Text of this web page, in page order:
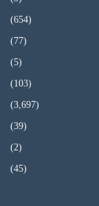
(654)
(77)
(5)
(103)
(3,697)
(39)
(2)
(45)